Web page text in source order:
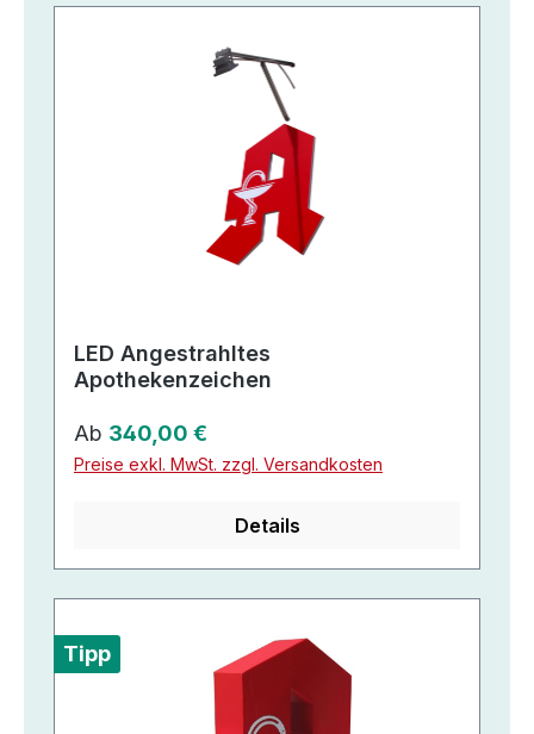
LED Angestrahltes
Apothekenzeichen
Regulärer Preis:
Ab 340,00 €
Preise exkl. MwSt. zzgl. Versandkosten
Details
Tipp